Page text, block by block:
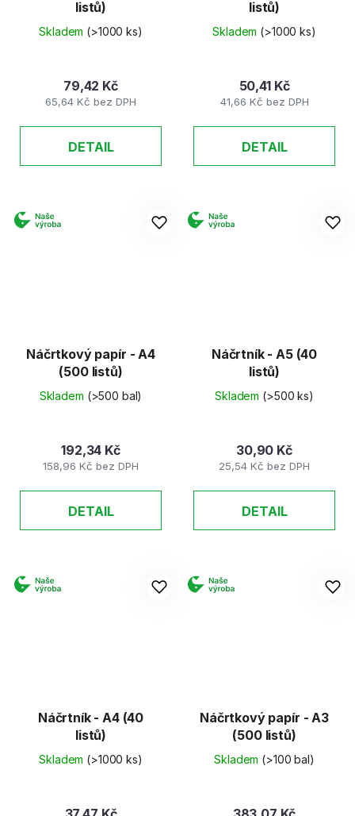
listů)
Skladem (>1000 ks)
65,64 Kč bez DPH
79,42 Kč
DETAIL
listů)
Skladem (>1000 ks)
41,66 Kč bez DPH
50,41 Kč
DETAIL
Náčrtkový papír - A4
(500 listů)
Skladem (>500 bal)
158,96 Kč bez DPH
192,34 Kč
DETAIL
Náčrtník - A5 (40
listů)
Skladem (>500 ks)
25,54 Kč bez DPH
30,90 Kč
DETAIL
Náčrtník - A4 (40
listů)
Skladem (>1000 ks)
Náčrtkový papír - A3
(500 listů)
Skladem (>100 bal)